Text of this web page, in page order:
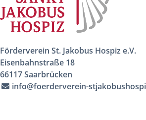
Förderverein St. Jakobus Hospiz e.V.
Eisenbahnstraße 18
66117 Saarbrücken
info@foerderverein-